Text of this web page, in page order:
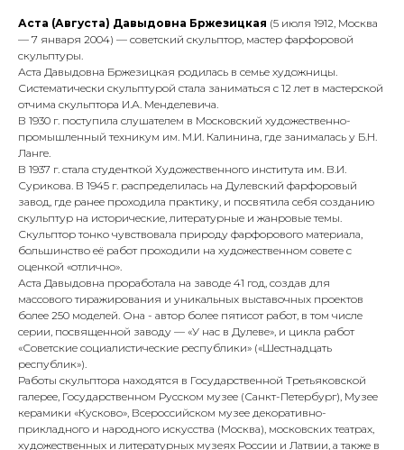
Аста (Августа) Давыдовна Бржезицкая (5 июля 1912, Москва
— 7 января 2004) — советский скульптор, мастер фарфоровой
скульптуры.
Аста Давыдовна Бржезицкая родилась в семье художницы.
Систематически скульптурой стала заниматься с 12 лет в мастерской
отчима скульптора И.А. Менделевича.
В 1930 г. поступила слушателем в Московский художественно-
промышленный техникум им. М.И. Калинина, где занималась у Б.Н.
Ланге.
В 1937 г. стала студенткой Художественного института им. В.И.
Сурикова. В 1945 г. распределилась на Дулевский фарфоровый
завод, где ранее проходила практику, и посвятила себя созданию
скульптур на исторические, литературные и жанровые темы.
Скульптор тонко чувствовала природу фарфорового материала,
большинство её работ проходили на художественном совете с
оценкой «отлично».
Аста Давыдовна проработала на заводе 41 год, создав для
массового тиражирования и уникальных выставочных проектов
более 250 моделей. Она - автор более пятисот работ, в том числе
серии, посвященной заводу — «У нас в Дулеве», и цикла работ
«Советские социалистические республики» («Шестнадцать
республик»).
Работы скульптора находятся в Государственной Третьяковской
галерее, Государственном Русском музее (Санкт-Петербург), Музее
керамики «Кусково», Всероссийском музее декоративно-
прикладного и народного искусства (Москва), московских театрах,
художественных и литературных музеях России и Латвии, а также в